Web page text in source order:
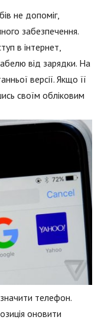
не допоміг,
забезпечення.
в інтернет,
від зарядки. На
версії. Якщо її
своїм обліковим
телефон.
оновити